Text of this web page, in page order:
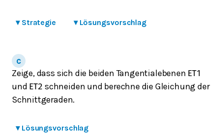
▾ Strategie ▾ Lösungsvorschlag
Zeige, dass sich die beiden Tangentialebenen ET1
und ET2 schneiden und berechne die Gleichung der
Schnittgeraden.
▾ Lösungsvorschlag